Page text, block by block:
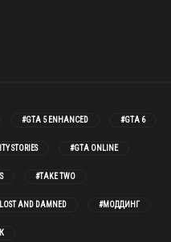
#GTA 5 ENHANCED #GTA 6
STORIES #GTA ONLINE
#TAKE TWO
AND DAMNED #МОДДИНГ